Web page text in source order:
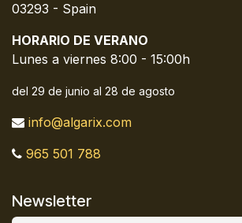
03293 - Spain
HORARIO DE VERANO
Lunes a viernes 8:00 - 15:00h
del 29 de junio al 28 de agosto
info@algarix.com
965 501 788
Newsletter